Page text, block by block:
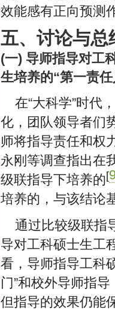
效能感有正向预测
五、讨论与总
(一) 导师指导对工
生培养的“第一责任
在“大科学”时代
化，团队领导者们
师将指导责任和权
永刚等调查指出在
级联指导下培养的[
培养的，与该结论
通过比较级联指
导对工科硕士生工
看，导师指导工科
门”和校外导师指
但指导的效果仍能